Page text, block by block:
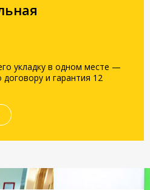
укладку в одном месте —
и гарантия 12